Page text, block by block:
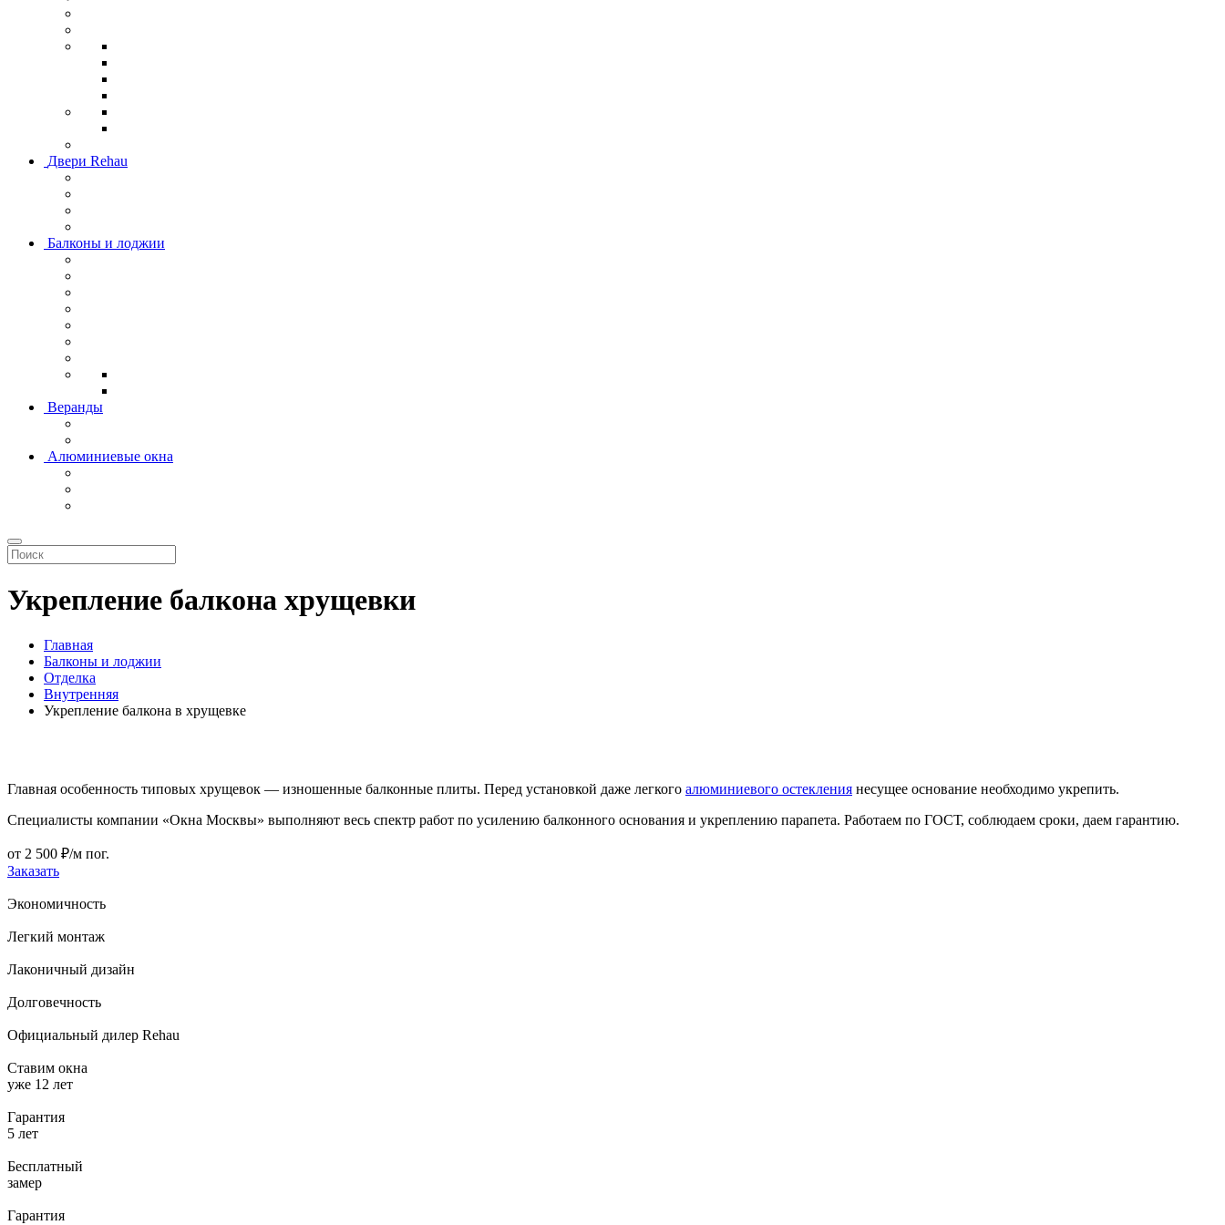
Двери Rehau
Балконы и лоджии
Веранды
Алюминиевые окна
Укрепление балкона хрущевки
Главная
Балконы и лоджии
Отделка
Внутренняя
Укрепление балкона в хрущевке
Главная особенность типовых хрущевок — изношенные балконные плиты. Перед установкой даже легкого алюминиевого остекления несущее основание необходимо укрепить.
Специалисты компании «Окна Москвы» выполняют весь спектр работ по усилению балконного основания и укреплению парапета. Работаем по ГОСТ, соблюдаем сроки, даем гарантию.
от 2 500 ₽/м пог.
Заказать
Экономичность
Легкий монтаж
Лаконичный дизайн
Долговечность
Официальный дилер Rehau
Ставим окна
уже 12 лет
Гарантия
5 лет
Бесплатный
замер
Гарантия